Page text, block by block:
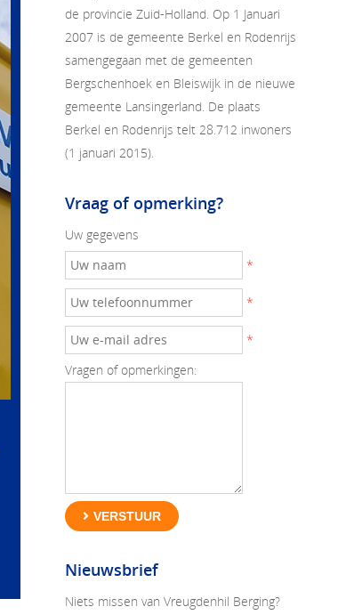
de provincie Zuid-Holland. Op 1 Januari
2007 is de gemeente Berkel en Rodenrijs
samengegaan met de gemeenten
Bergschenhoek en Bleiswijk in de nieuwe
gemeente Lansingerland. De plaats
Berkel en Rodenrijs telt 28.712 inwoners
(1 januari 2015).
Vraag of opmerking?
Uw gegevens
*
*
*
Vragen of opmerkingen:
VERSTUUR
Nieuwsbrief
Niets missen van Vreugdenhil Berging?